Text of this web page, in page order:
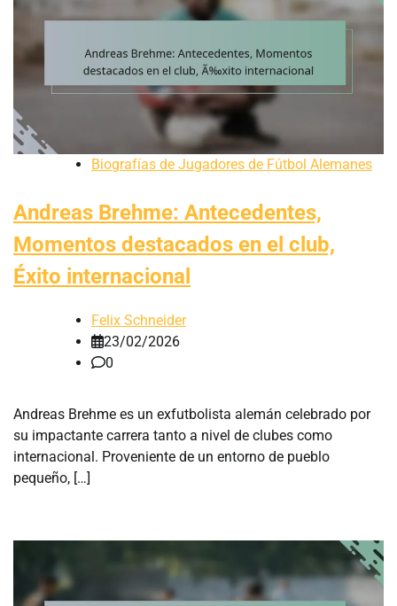
Biografías de Jugadores de Fútbol Alemanes
Andreas Brehme: Antecedentes,
Momentos destacados en el club,
Éxito internacional
Felix Schneider
23/02/2026
0
Andreas Brehme es un exfutbolista alemán celebrado por
su impactante carrera tanto a nivel de clubes como
internacional. Proveniente de un entorno de pueblo
pequeño, […]